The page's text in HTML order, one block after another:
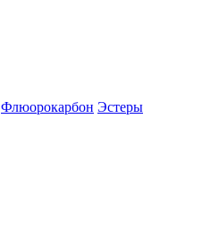
Флюорокарбон Эстеры